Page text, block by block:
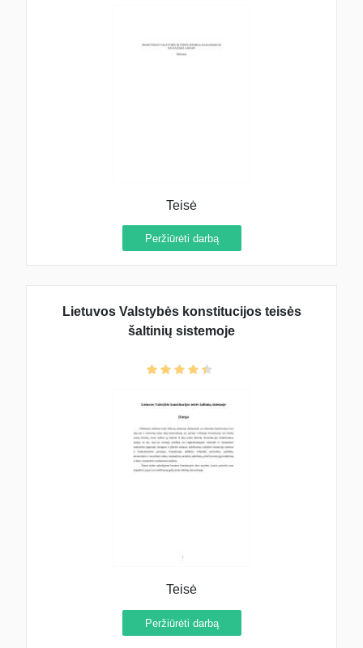
Teisė
Peržiūrėti darbą
Lietuvos Valstybės konstitucijos teisės
šaltinių sistemoje
Teisė
Peržiūrėti darbą